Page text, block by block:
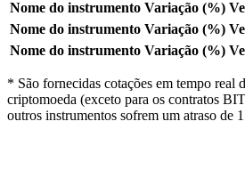
Nome do instrumento Variação (%)
Nome do instrumento Variação (%)
Nome do instrumento Variação (%)
* São fornecidas cotações em tempo real
criptomoeda (exceto para os contratos
outros instrumentos sofrem um atraso de